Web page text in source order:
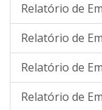
Relatório de
Relatório de
Relatório de
Relatório de